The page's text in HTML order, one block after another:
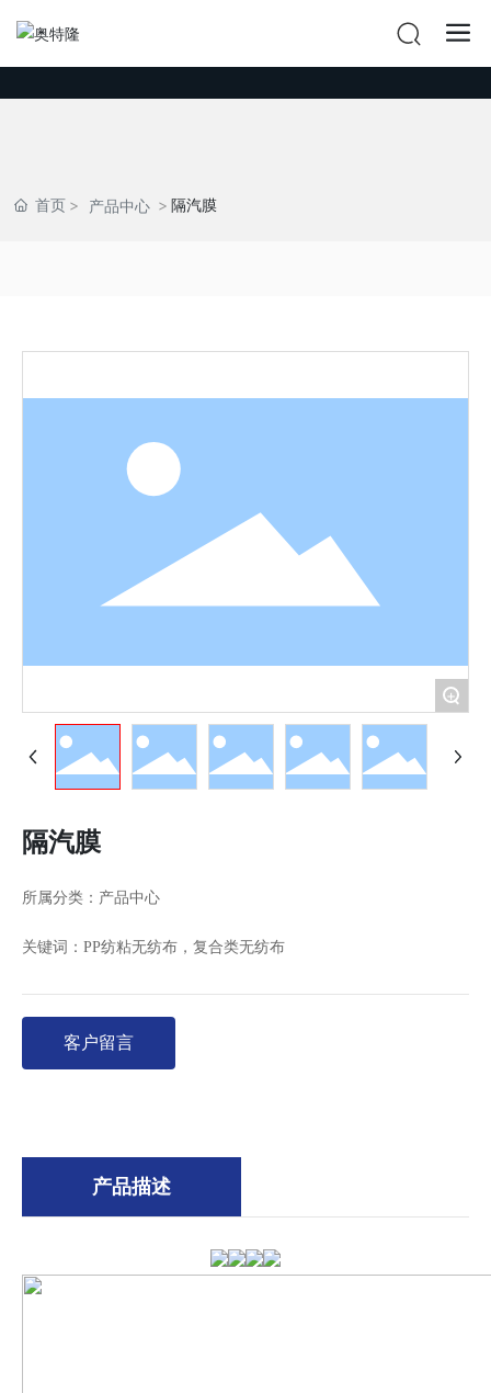
首页 产品中心 隔汽膜
+
隔汽膜
所属分类： 产品中心
关键词：PP纺粘无纺布，复合类无纺布
客户留言
产品描述